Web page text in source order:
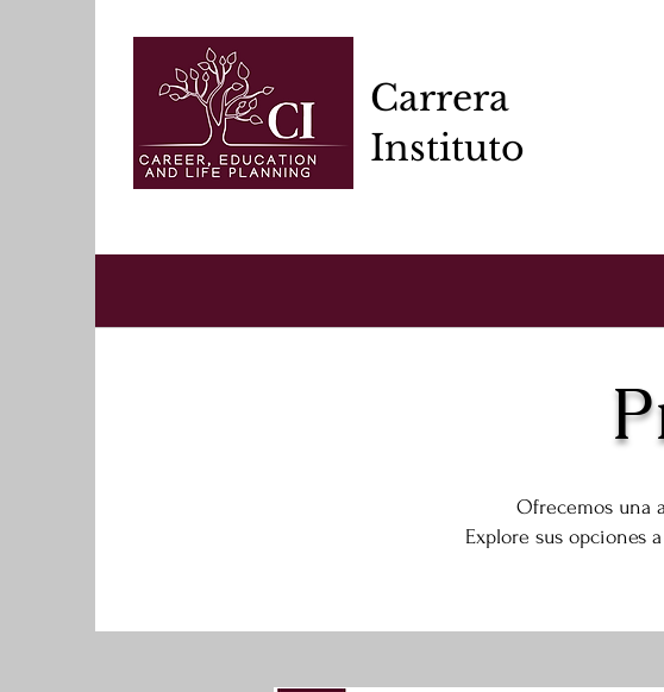
Carrera
Instituto
Ofrecemos una
Explore sus opciones